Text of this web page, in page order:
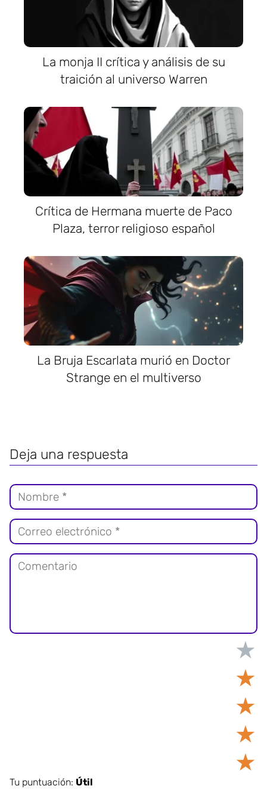
La monja II crítica y análisis de su
traición al universo Warren
Crítica de Hermana muerte de Paco
Plaza, terror religioso español
La Bruja Escarlata murió en Doctor
Strange en el multiverso
Deja una respuesta
★
★
★
★
★
Tu puntuación: Útil